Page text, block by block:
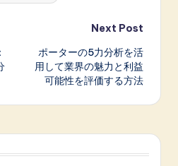
Next Post
ポーターの5力分析を活
用して業界の魅力と利益
可能性を評価する方法